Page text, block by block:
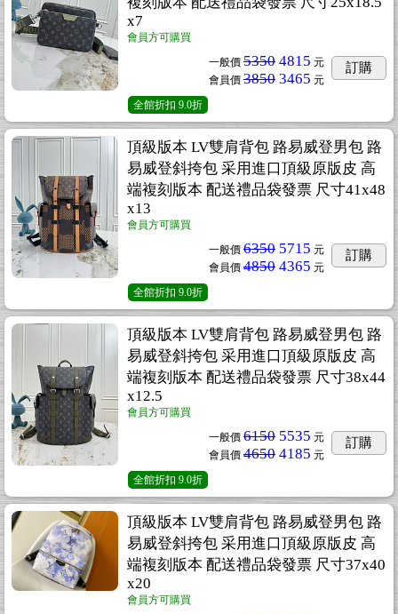
x7
會員方可購買
一般價 5350 4815 元
會員價 3850 3465 元
訂購
全館折扣 9.0折
頂級版本 LV雙肩背包 路易威登男包 路
易威登斜挎包 采用進口頂級原版皮 高
端複刻版本 配送禮品袋發票 尺寸41x48
x13
會員方可購買
一般價 6350 5715 元
會員價 4850 4365 元
訂購
全館折扣 9.0折
頂級版本 LV雙肩背包 路易威登男包 路
易威登斜挎包 采用進口頂級原版皮 高
端複刻版本 配送禮品袋發票 尺寸38x44
x12.5
會員方可購買
一般價 6150 5535 元
會員價 4650 4185 元
訂購
全館折扣 9.0折
頂級版本 LV雙肩背包 路易威登男包 路
易威登斜挎包 采用進口頂級原版皮 高
端複刻版本 配送禮品袋發票 尺寸37x40
x20
會員方可購買